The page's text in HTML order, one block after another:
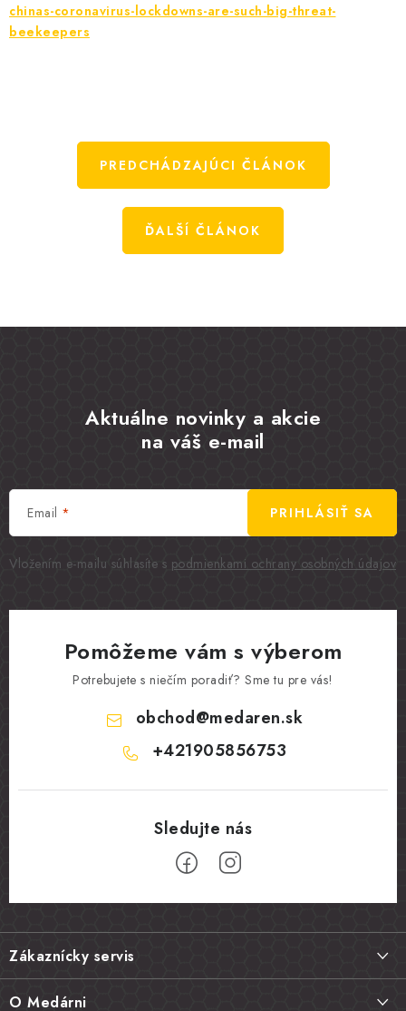
chinas-coronavirus-lockdowns-are-such-big-threat-
beekeepers
PREDCHÁDZAJÚCI ČLÁNOK
ĎALŠÍ ČLÁNOK
Aktuálne novinky a akcie
na váš e-mail
Email
Vložením e-mailu súhlasíte s podmienkami ochrany osobných údajov
PRIHLÁSIŤ SA
Pomôžeme vám s výberom
Potrebujete s niečím poradiť? Sme tu pre vás!
obchod@medaren.sk
+421905856753
Z
á
p
ä
Zákaznícky servis
O Medárni